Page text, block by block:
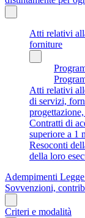
Atti relativi
forniture
Atti relativi
di servizi,
Contratti di
superiore a 1
Resoconti
della loro
Adempimenti
Sovvenzioni,
Criteri e modalità